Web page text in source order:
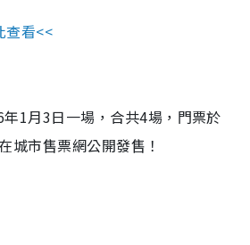
查看<<
1月3日一場，合共4場，門票於
城市售票網公開發售！